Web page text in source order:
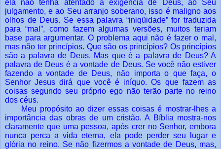
ela não tenha atentado à exigência de Deus, ao Seu
julgamento, e ao Seu arranjo soberano, isso é maligno aos
olhos de Deus. Se essa palavra “iniqüidade” for traduzida
para “mal”, como fazem algumas versões, muitos teriam
base para argumentar. O problema aqui não é fazer o mal,
mas não ter princípios. Que são os princípios? Os princípios
são a palavra de Deus. Mas que é a palavra de Deus? A
palavra de Deus é a vontade de Deus. Se você não estiver
fazendo a vontade de Deus, não importa o que faça, o
Senhor Jesus dirá que você é iníquo. Os que fazem as
coisas segundo seu próprio ego não terão parte no reino
dos céus.
Meu propósito ao dizer essas coisas é mostrar-lhes a
importância das obras de um cristão. A Bíblia mostra-nos
claramente que uma pessoa, após crer no Senhor, embora
nunca perca a vida eterna, ela pode perder seu lugar e
glória no reino. Se não fizermos a vontade de Deus, mas,